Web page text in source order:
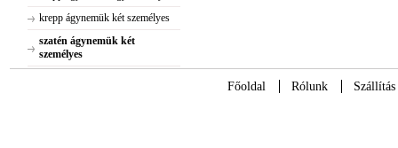
krepp ágynemük két személyes
szatén ágynemük két
személyes
Főoldal Rólunk Szállítás